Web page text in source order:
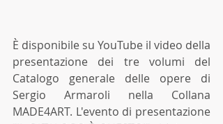
È disponibile su YouTube il video della
presentazione dei tre volumi del
Catalogo generale delle opere di
Sergio Armaroli nella Collana
MADE4ART. L'evento di presentazione